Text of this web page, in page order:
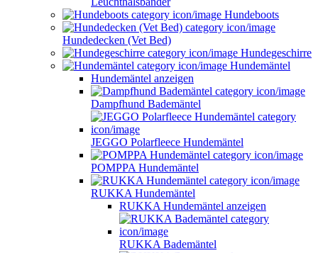
Hundeboots
Hundedecken (Vet Bed)
Hundegeschirre
Hundemäntel
Hundemäntel anzeigen
Dampfhund Bademäntel
JEGGO Polarfleece Hundemäntel
POMPPA Hundemäntel
RUKKA Hundemäntel
RUKKA Hundemäntel anzeigen
RUKKA Bademäntel